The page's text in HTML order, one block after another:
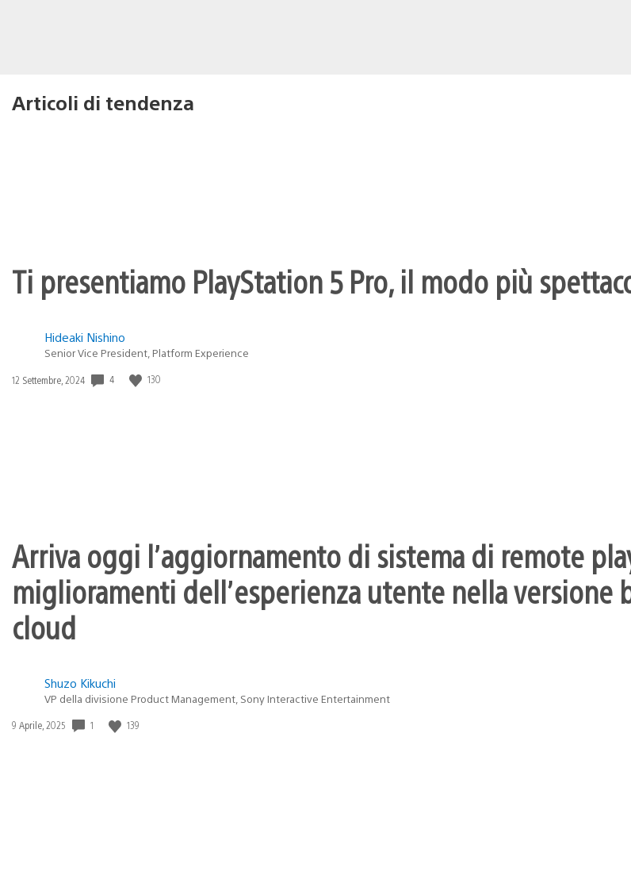
Articoli di tendenza
Ti presentiamo PlayStation 5 Pro, il modo più
Hideaki Nishino
Senior Vice President, Platform Experience
Data
12 Settembre, 2024 4 130
Arriva oggi l’aggiornamento di sistema di remote
miglioramenti dell’esperienza utente nella
cloud
Shuzo Kikuchi
VP della divisione Product Management, Sony Interactive Entertainment
Data
9 Aprile, 2025 1 139